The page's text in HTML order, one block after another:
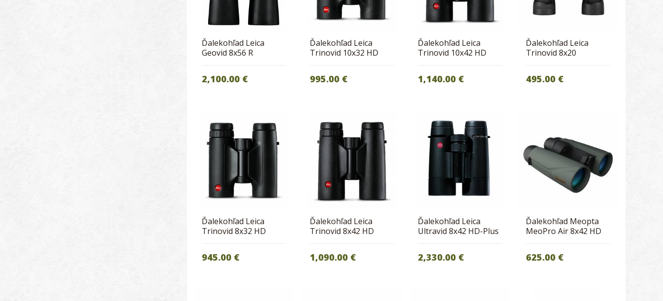
Ďalekohľad Leica
Geovid 8x56 R
2,100.00 €
Ďalekohľad Leica
Trinovid 10x32 HD
995.00 €
Ďalekohľad Leica
Trinovid 10x42 HD
1,140.00 €
Ďalekohľad Leica
Trinovid 8x20
495.00 €
Ďalekohľad Leica
Trinovid 8x32 HD
945.00 €
Ďalekohľad Leica
Trinovid 8x42 HD
1,090.00 €
Ďalekohľad Leica
Ultravid 8x42 HD-Plus
2,330.00 €
Ďalekohľad Meopta
MeoPro Air 8x42 HD
625.00 €